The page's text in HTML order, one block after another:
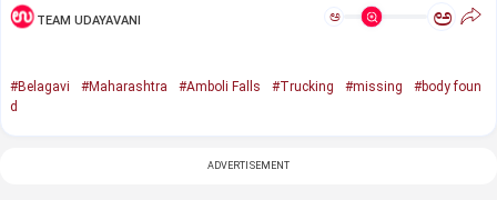
TEAM UDAYAVANI ಅ ಅ
#Belagavi #Maharashtra #Amboli Falls #Trucking #missing
#body foun
d
ADVERTISEMENT